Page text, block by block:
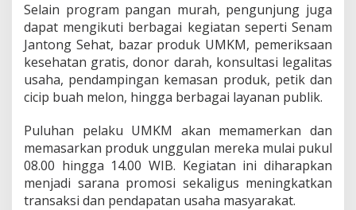
Selain program pangan murah, pengunjung juga
dapat mengikuti berbagai kegiatan seperti Senam
Jantong Sehat, bazar produk UMKM, pemeriksaan
kesehatan gratis, donor darah, konsultasi legalitas
usaha, pendampingan kemasan produk, petik dan
cicip buah melon, hingga berbagai layanan publik.
Puluhan pelaku UMKM akan memamerkan dan
memasarkan produk unggulan mereka mulai pukul
08.00 hingga 14.00 WIB. Kegiatan ini diharapkan
menjadi sarana promosi sekaligus meningkatkan
transaksi dan pendapatan usaha masyarakat.